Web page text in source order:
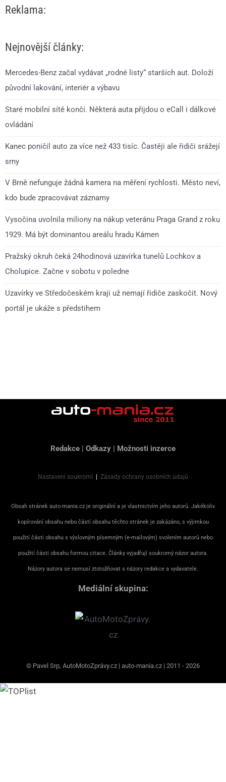
Reklama:
Nejnovější články:
Mercedes-Benz začal vydávat „rodné listy“ starších aut. Doloží
původní lakování, interiér a výbavu
Staré mobilní sítě končí. Některá auta přijdou o eCall i dálkové
ovládání
Kanec poničil auto za více než 433 tisíc. Častěji ale řidiči srážejí
srny
V Brně nefunguje žádná kamera na měření rychlosti. Město neví,
kdo bude zpracovávat záznamy
Vysočina uvolnila miliony na nákup veteránu Praga Grand z roku
1929. Má být dominantou areálu hradu Kámen
Pražský okruh čeká 24hodinová uzavírka tunelů Lochkov a
Cholupice. Začne v sobotu v poledne
Uzavírky ve Středočeském kraji už nemají řidiče zaskočit. Nový
portál je ukáže s předstihem
Redakce | Odkazy | Možnosti inzerce
Nastavení soukromí | Zásady ochrany osobních údajů
Obsah stránek auto-mania.cz je originální a je vlastnictvím jeho autorů. Jakékoliv
kopírování obsahu nebo částí obsahu těchto stránek je zakázáno, s výjimkou
použití části obsahu s výslovným písemným (e-mailovým) svolením autorů nebo
použití části obsahu formou citace. Články vyjadřují soukromý názor autora.
Názory autora se nemusí ztotožňovat s názory redakce a vydavatele.
Mediální skupina:
© Pavel Srp, AutoMotoZprávy.cz | auto-mania.cz | 2011 - 2026